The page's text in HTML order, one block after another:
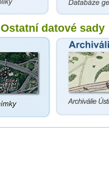
Ostatní datové sady